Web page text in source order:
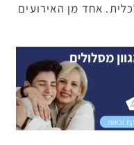
אחד מן האירועים